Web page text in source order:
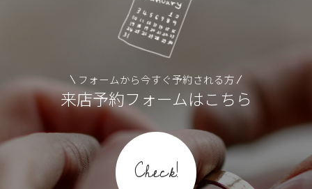
フォームから今すぐ予約される方
来店予約フォームはこちら
Check!